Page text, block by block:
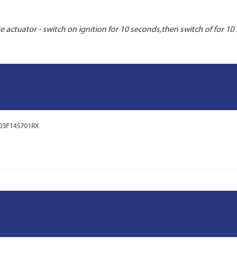
actuator - switch on ignition for 10 seconds,then switch of for